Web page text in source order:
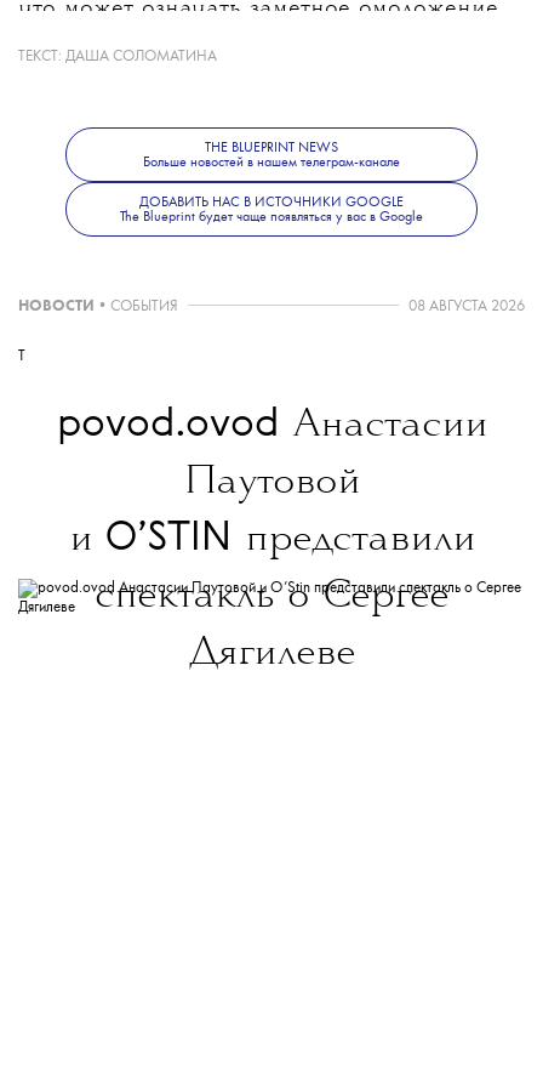
что может означать заметное омоложение
не исключают, что роль получит
неизвестный широкой публике актер.
Режиссером следующего фильма станет
Дени Вильнев.
ТЕКСТ: ДАША СОЛОМАТИНА
THE BLUEPRINT NEWS
Больше новостей в нашем телеграм-канале
ДОБАВИТЬ НАС В ИСТОЧНИКИ GOOGLE
The Blueprint будет чаще появляться у вас в Google
НОВОСТИ • СОБЫТИЯ 08 АВГУСТА 2026
T
povod.ovod Анастасии
Паутовой
и O’STIN представили
спектакль о Сергее
Дягилеве